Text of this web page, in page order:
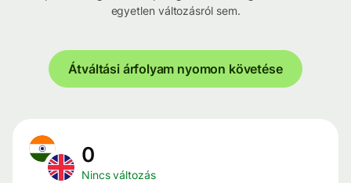
egyetlen változásról sem.
Átváltási árfolyam nyomon követése
0
Nincs változás